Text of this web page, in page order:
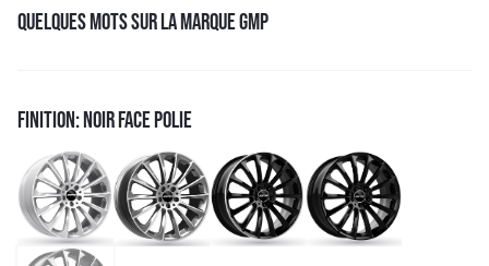
QUELQUES MOTS SUR LA MARQUE GMP
FINITION: NOIR FACE POLIE